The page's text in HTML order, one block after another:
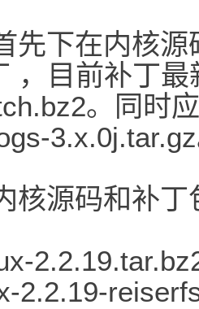
先下在内核
，目前补丁
。同时
核源码和补
2.2.19-